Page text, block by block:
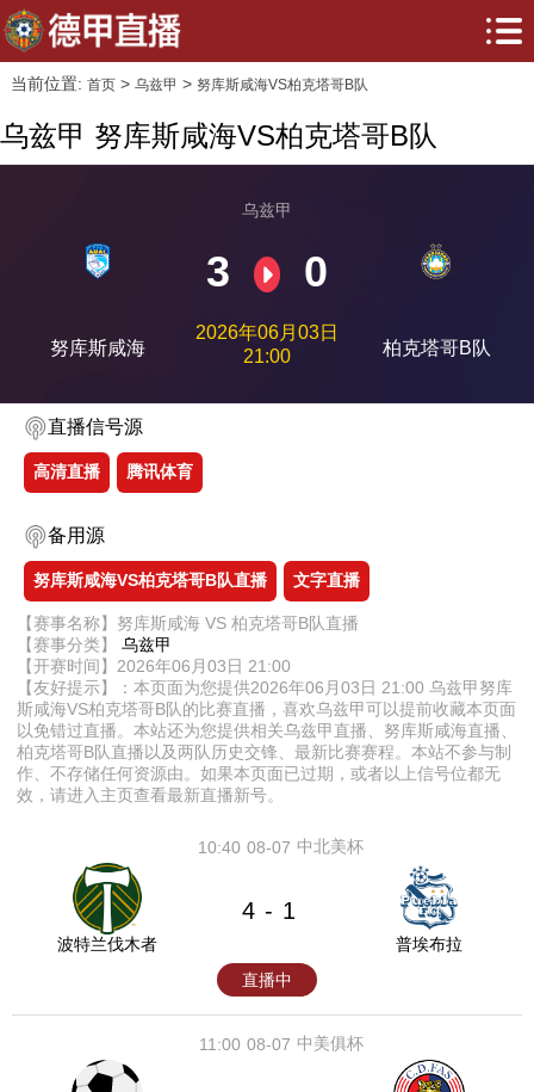
当前位置: 首页> 乌兹甲 > 努库斯咸海VS柏克塔哥B队
乌兹甲 努库斯咸海VS柏克塔哥B队
努库斯咸海
乌兹甲
3 0
2026年06月03日
21:00
柏克塔哥B队
直播信号源
高清直播 腾讯体育
备用源
努库斯咸海VS柏克塔哥B队直播 文字直播
【赛事名称】努库斯咸海 VS 柏克塔哥B队直播
【赛事分类】 乌兹甲
【开赛时间】2026年06月03日 21:00
【友好提示】：本页面为您提供2026年06月03日 21:00 乌兹甲努库
斯咸海VS柏克塔哥B队的比赛直播，喜欢乌兹甲可以提前收藏本页面
以免错过直播。本站还为您提供相关乌兹甲直播、努库斯咸海直播、
柏克塔哥B队直播以及两队历史交锋、最新比赛赛程。本站不参与制
作、不存储任何资源由。如果本页面已过期，或者以上信号位都无
效，请进入主页查看最新直播新号。
08-07
10:40 中北美杯
波特兰伐木者
4 - 1
普埃布拉
直播中
08-07
11:00 中美俱杯